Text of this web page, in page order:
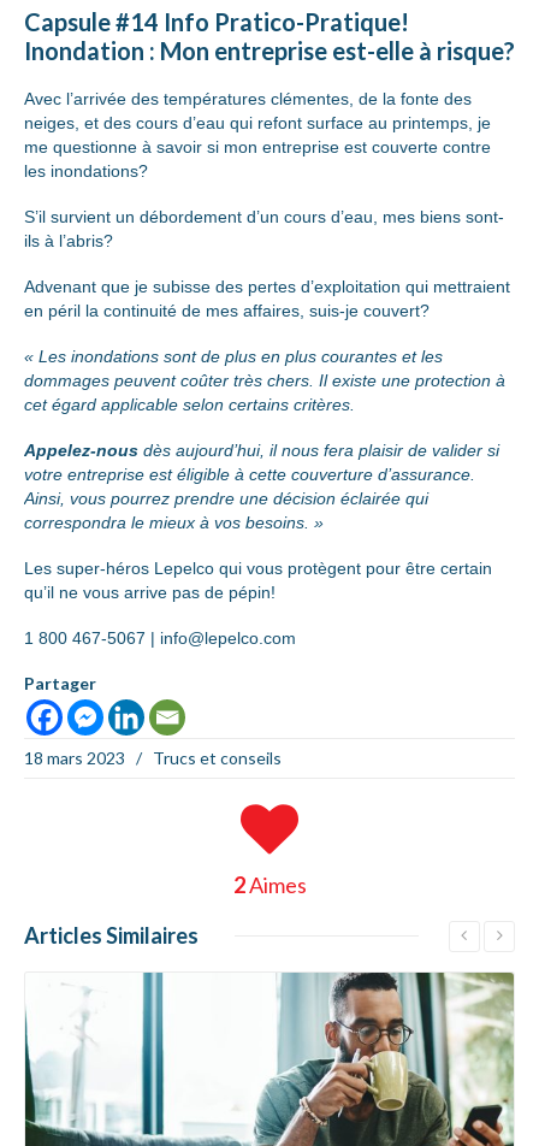
Capsule #14 Info Pratico-Pratique!
Inondation : Mon entreprise est-elle à risque?
Avec l’arrivée des températures clémentes, de la fonte des
neiges, et des cours d’eau qui refont surface au printemps, je
me questionne à savoir si mon entreprise est couverte contre
les inondations?
S’il survient un débordement d’un cours d’eau, mes biens sont-
ils à l’abris?
Advenant que je subisse des pertes d’exploitation qui mettraient
en péril la continuité de mes affaires, suis-je couvert?
« Les inondations sont de plus en plus courantes et les
dommages peuvent coûter très chers. Il existe une protection à
cet égard applicable selon certains critères.
Appelez-nous dès aujourd’hui, il nous fera plaisir de valider si
votre entreprise est éligible à cette couverture d’assurance.
Ainsi, vous pourrez prendre une décision éclairée qui
correspondra le mieux à vos besoins. »
Les super-héros Lepelco qui vous protègent pour être certain
qu’il ne vous arrive pas de pépin!
1 800 467-5067 | info@lepelco.com
Partager
18 mars 2023 / Trucs et conseils
2Aimes
ArticlesSimilaires
En savoir +